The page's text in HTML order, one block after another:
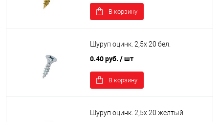
В корзину
Шуруп оцинк. 2,5х 20 бел.
0.40 руб. / шт
В корзину
Шуруп оцинк. 2,5х 20 желтый